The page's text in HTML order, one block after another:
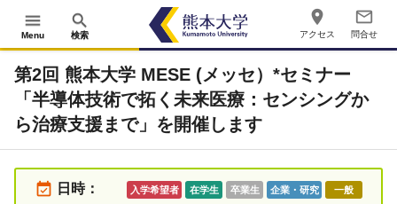
menu
Menu
search
検索
place
アクセス
mail_outline
問合せ
第2回 熊本大学 MESE (メッセ）*セミナー
「半導体技術で拓く未来医療：センシングか
ら治療支援まで」を開催します
event_available 日時：
入学希望者 在学生 卒業生 企業・研究 一般